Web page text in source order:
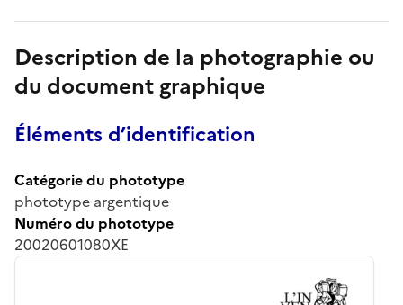
Description de la photographie ou
du document graphique
Éléments d’identification
Catégorie du phototype
phototype argentique
Numéro du phototype
20020601080XE